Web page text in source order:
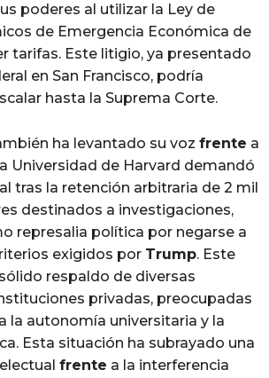
poderes al utilizar la Ley de
de Emergencia Económica de
tarifas. Este litigio, ya presentado
en San Francisco, podría
hasta la Suprema Corte.
ha levantado su voz frente a
Universidad de Harvard demandó
tras la retención arbitraria de 2 mil
destinados a investigaciones,
represalia política por negarse a
exigidos por Trump. Este
respaldo de diversas
privadas, preocupadas
la autonomía universitaria y la
Esta situación ha subrayado una
frente a la interferencia